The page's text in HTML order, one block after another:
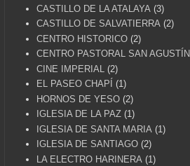
CASTILLO DE LA ATALAYA (3)
CASTILLO DE SALVATIERRA (2)
CENTRO HISTORICO (2)
CENTRO PASTORAL SAN AGUSTÍN
CINE IMPERIAL
(2)
EL PASEO CHAPÍ
(1)
HORNOS DE YESO (2)
IGLESIA DE LA PAZ (1)
IGLESIA DE SANTA MARIA (1)
IGLESIA DE SANTIAGO (2)
LA ELECTRO HARINERA (1)